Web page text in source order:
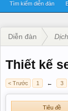
Tìm kiếm diễn đàn
Diễn đàn
Thiết kế
< Trước 1 ← 3
Tiêu đề